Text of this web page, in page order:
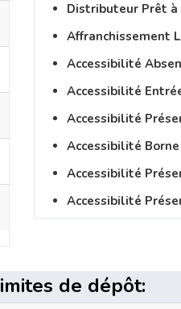
Distributeur Prêt à
Affranchissement
Accessibilité
Accessibilité
Accessibilité
Accessibilité
Accessibilité
Accessibilité
de dépôt: